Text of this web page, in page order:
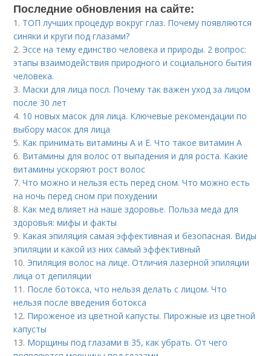
Последние обновления на сайте:
1. ТОП лучших процедур вокруг глаз. Почему появляются
синяки и круги под глазами?
2. Эссе на тему единство человека и природы. 2 вопрос:
этапы взаимодействия природного и социального бытия
человека.
3. Маски для лица посл. Почему так важен уход за лицом
после 30 лет
4. 10 новых масок для лица. Ключевые рекомендации по
выбору масок для лица
5. Как принимать витамины А и Е. Что такое витамин А
6. Витамины для волос от выпадения и для роста. Какие
витамины ускоряют рост волос
7.Что можно и нельзя есть перед сном. Что можно есть
на ночь перед сном при похудении
8. Как мед влияет на наше здоровье. Польза меда для
здоровья: мифы и факты
9. Какая эпиляция самая эффективная и безопасная. Виды
эпиляции и какой из них самый эффективный
10. Эпиляция волос на лице. Отличия лазерной эпиляции
лица от депиляции
11. После ботокса, что нельзя делать с лицом. Что
нельзя после введения ботокса
12. Пироженое из цветной капусты. Пирожные из цветной
капусты
13. Морщины под глазами в 35, как убрать. От чего